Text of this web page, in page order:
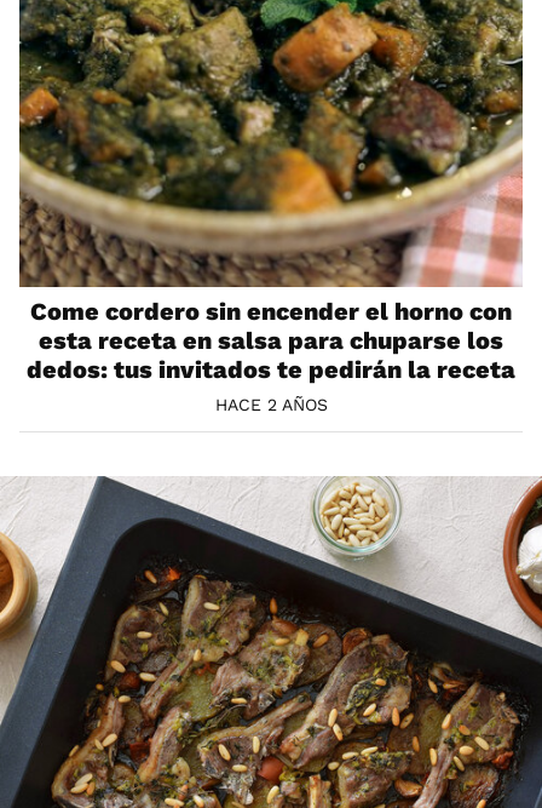
Come cordero sin encender el horno con
esta receta en salsa para chuparse los
dedos: tus invitados te pedirán la receta
HACE 2 AÑOS